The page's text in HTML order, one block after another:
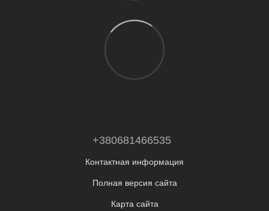
+380681466535
Контактная информация
Полная версия сайта
Карта сайта